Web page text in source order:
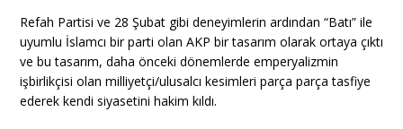
Refah Partisi ve 28 Şubat gibi deneyimlerin ardından “Batı” ile
uyumlu İslamcı bir parti olan AKP bir tasarım olarak ortaya çıktı
ve bu tasarım, daha önceki dönemlerde emperyalizmin
işbirlikçisi olan milliyetçi/ulusalcı kesimleri parça parça tasfiye
ederek kendi siyasetini hakim kıldı.